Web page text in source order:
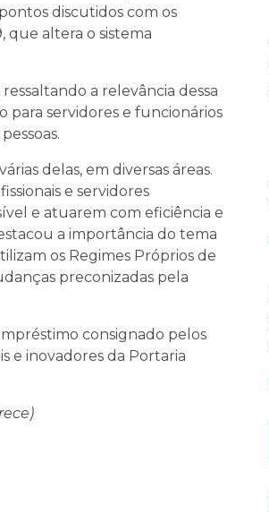
discutidos com os
que altera o sistema
a relevância dessa
para servidores e funcionários
delas, em diversas áreas.
e servidores
e atuarem com eficiência e
a importância do tema
os Regimes Próprios de
preconizadas pela
consignado pelos
e inovadores da Portaria